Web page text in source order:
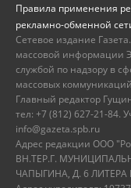
Правила применения
рекламно-обменной
Сетевое издание
массовой информации
службой по надзору в
массовых
Главный редактор
тел: +7 (812) 627-21-84.
info@gazeta.spb.ru
Адрес редакции ООО
ВН.ТЕР.Г.
ЧАПЫГИНА, Д. 6 ЛИТЕРА